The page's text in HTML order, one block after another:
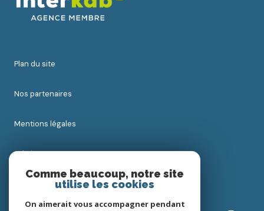
plan du site
nos partenaires
mentions légales
admin
nos honoraires
Comme beaucoup, notre site
utilise les cookies
On aimerait vous accompagner pendant